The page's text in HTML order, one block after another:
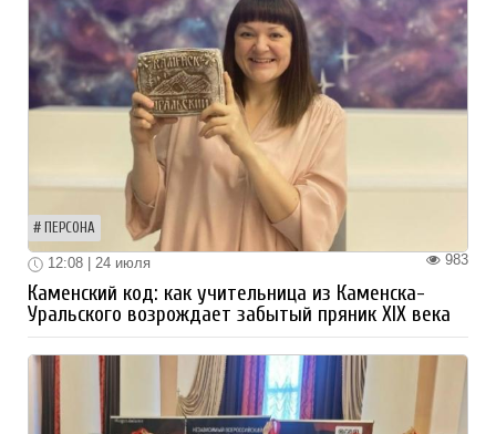
ПЕРСОНА
983
12:08 | 24 июля
Каменский код: как учительница из Каменска-
Уральского возрождает забытый пряник XIX века